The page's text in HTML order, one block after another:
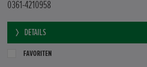
0361-4210958
DETAILS
FAVORITEN